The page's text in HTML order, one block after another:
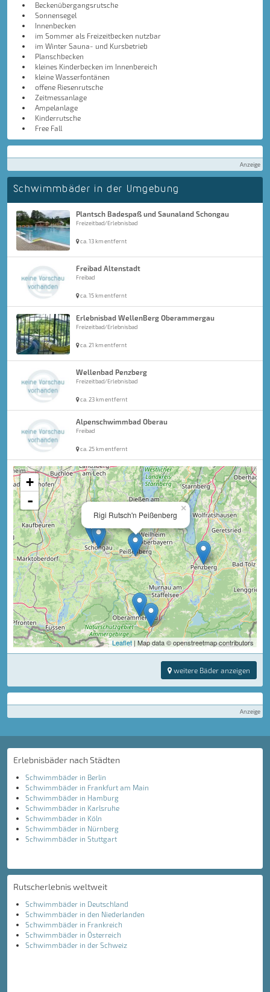
Beckenübergangsrutsche
Sonnensegel
Innenbecken
im Sommer als Freizeitbecken nutzbar
im Winter Sauna- und Kursbetrieb
Planschbecken
kleines Kinderbecken im Innenbereich
kleine Wasserfontänen
offene Riesenrutsche
Zeitmessanlage
Ampelanlage
Kinderrutsche
Free Fall
Anzeige
Schwimmbäder in der Umgebung
Plantsch Badespaß und Saunaland Schongau
Freizeitbad/Erlebnisbad
ca. 13 km entfernt
Freibad Altenstadt
Freibad
ca. 15 km entfernt
Erlebnisbad WellenBerg Oberammergau
Freizeitbad/Erlebnisbad
ca. 21 km entfernt
Wellenbad Penzberg
Freizeitbad/Erlebnisbad
ca. 23 km entfernt
Alpenschwimmbad Oberau
Freibad
ca. 25 km entfernt
×
Rigi Rutsch'n Peißenberg
+
-
Leaflet | Map data © openstreetmap contributors
weitere Bäder anzeigen
Anzeige
Erlebnisbäder nach Städten
Schwimmbäder in Berlin
Schwimmbäder in Frankfurt am Main
Schwimmbäder in Hamburg
Schwimmbäder in Karlsruhe
Schwimmbäder in Köln
Schwimmbäder in Nürnberg
Schwimmbäder in Stuttgart
Rutscherlebnis weltweit
Schwimmbäder in Deutschland
Schwimmbäder in den Niederlanden
Schwimmbäder in Frankreich
Schwimmbäder in Österreich
Schwimmbäder in der Schweiz